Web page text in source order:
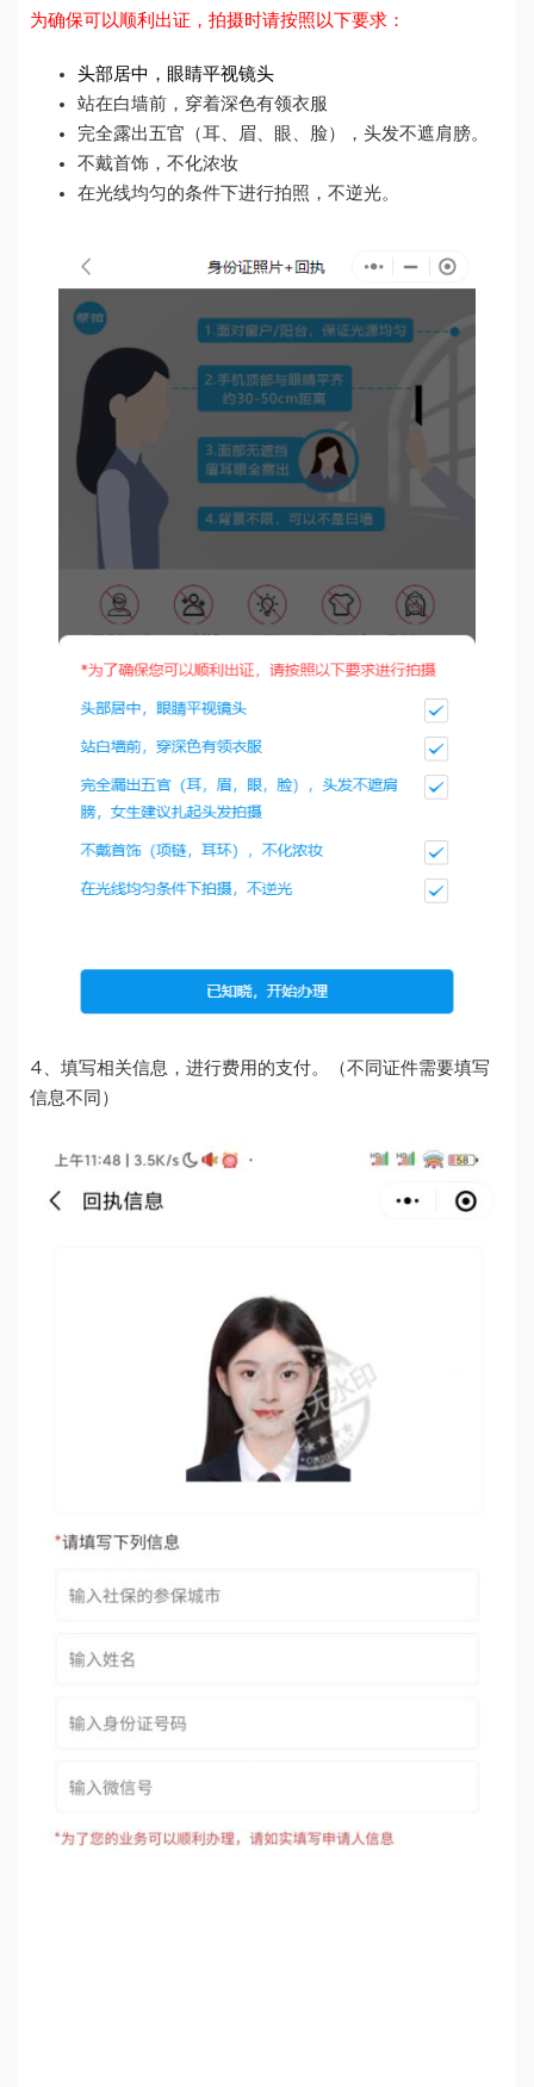
为确保可以顺利出证，拍摄时请按照以下要求：
头部居中，眼睛平视镜头
站在白墙前，穿着深色有领衣服
完全露出五官（耳、眉、眼、脸），头发不遮肩膀。
不戴首饰，不化浓妆
在光线均匀的条件下进行拍照，不逆光。
4、填写相关信息，进行费用的支付。（不同证件需要填写
信息不同）